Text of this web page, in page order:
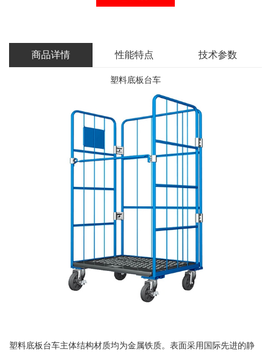
商品详情 性能特点 技术参数
塑料底板台车
塑料底板台车主体结构材质均为金属铁质。表面采用国际先进的静